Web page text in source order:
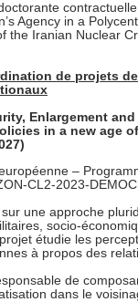
Agency in a
the Iranian Nuclear
de projets
Enlargement and
in a new age
–
CL2-2023-
une approche
socio-
étudie les
à propos des
de
dans le